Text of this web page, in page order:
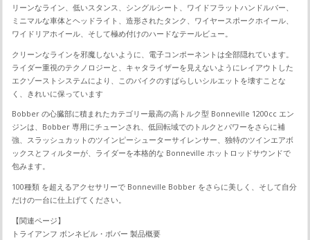
リーンなライン、低いスタンス、シングルシート、ワイドフラットハンドルバー、
ミニマルな車体とヘッドライト、造形されたタンク、ワイヤースポークホイール、
ワイドリアホイール、そして極め付けのハードなテールビュー。
クリーンなラインを邪魔しないように、電子コンポーネントは全部隠れています。
ライダー重視のテクノロジーと、キャタライザーを見えないようにレイアウトした
エクゾーストシステムにより、このバイクのすばらしいシルエットを壊すことな
く、きれいに保っています
Bobber の心臓部に積まれたカテゴリー最高の高トルク型 Bonneville 1200cc エン
ジンは、Bobber 専用にチューンされ、低回転域でのトルクとパワーをさらに補
強、スラッシュカットのツインピーシューターサイレンサー、独特のツインエアボ
ックスとフィルターが、ライダーを本格的な Bonneville ホットロッドサウンドで
包みます。
100種類 を超えるアクセサリーで Bonneville Bobber をさらに美しく、そして自分
だけの一台に仕上げてください。
【関連ページ】
トライアンフ ボンネビル・ボバー 製品概要